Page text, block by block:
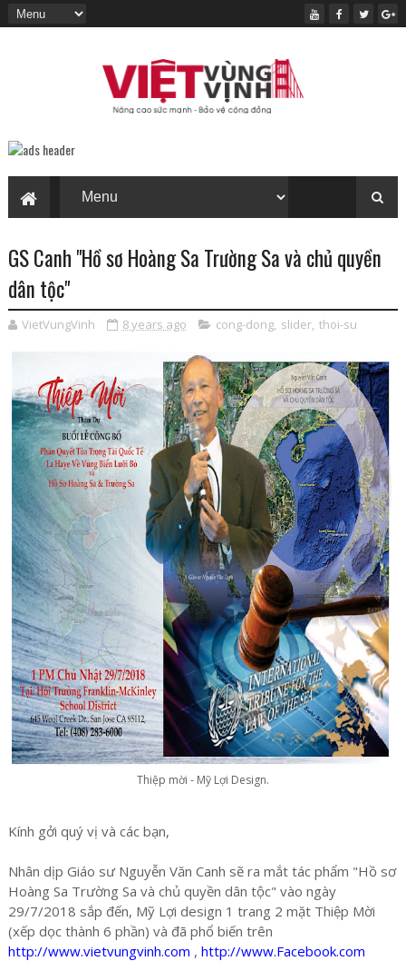
GS Canh "Hồ sơ Hoàng Sa Trường Sa và chủ quyền
dân tộc"
VietVungVinh 8 years ago cong-dong, slider, thoi-su
Thiệp mời - Mỹ Lợi Design.
Kính gởi quý vị và các bạn,
Nhân dịp Giáo sư Nguyễn Văn Canh sẽ ra mắt tác phẩm "Hồ sơ
Hoàng Sa Trường Sa và chủ quyền dân tộc" vào ngày
29/7/2018 sắp đến, Mỹ Lợi design 1 trang 2 mặt Thiệp Mời
(xếp dọc thành 6 phần) và đã phổ biến trên
http://www.vietvungvinh.com , http://www.Facebook.com